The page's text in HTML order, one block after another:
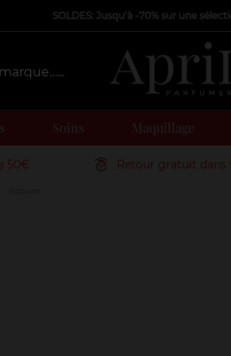
SOLDES: Jusqu'à -70% sur une
Soins Maquillage
50€ Retour gratuit dans